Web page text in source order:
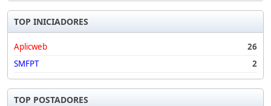
TOP INICIADORES
Aplicweb
26
SMFPT
2
TOP POSTADORES